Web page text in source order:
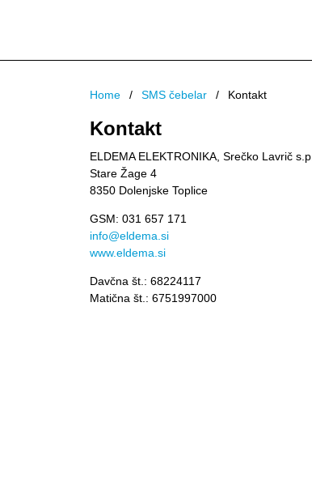
Home SMS čebelar Kontakt
Kontakt
ELDEMA ELEKTRONIKA, Srečko Lavrič s.p.
Stare Žage 4
8350 Dolenjske Toplice
GSM: 031 657 171
info@eldema.si
www.eldema.si
Davčna št.: 68224117
Matična št.: 6751997000